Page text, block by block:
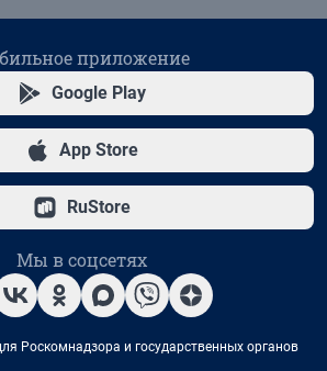
приложение
Google Play
App Store
RuStore
Мы в соцсетях
Роскомнадзора и государственных органов